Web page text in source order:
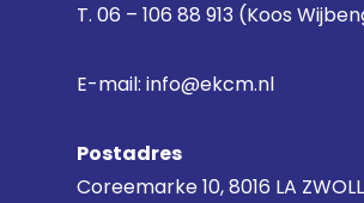
T. 06 – 106 88 913 (Koos
E-mail: info@ekcm.nl
Postadres
Coreemarke 10, 8016 LA